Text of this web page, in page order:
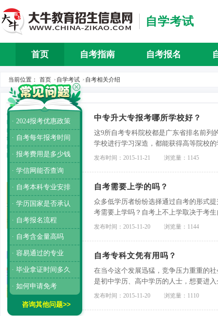
自学考试
首页 自考指南 自考报名
当前位置： 首页 > 自学考试 > 自考相关介绍
中专升大专报考哪所学校好？
这9所自考专科院校都是广东省排名前列
学校进行学习深造，都能获得高等院校
极大的影响力。
发布时间：2015-11-21 浏览量：1145
自考需要上学的吗？
众多低学历者纷纷选择通过自考的形式
考需要上学吗？自考上不上学取决于考
发布时间：2015-11-20 浏览量：1144
自考专科文凭有用吗？
在当今这个发展迅猛，竞争压力重重的
是初中学历、高中学历的人士，想要进
很多企事业单位都把入职门槛设定在专
发布时间：2015-11-20 浏览量：1110
· 2024报考优惠政策
· 自考每年报考时间
· 报考费用是多少钱
· 学信网能否查询
· 自考本科专业安排
· 学历国家是否承认
· 自考报名流程
· 自考含金量高吗
· 容易通过的专业
· 毕业拿证时间多久
· 如何申请免考
咨询其他问题>>